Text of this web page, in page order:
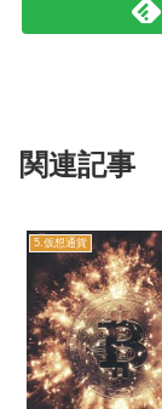
関連記事
5.仮想通貨